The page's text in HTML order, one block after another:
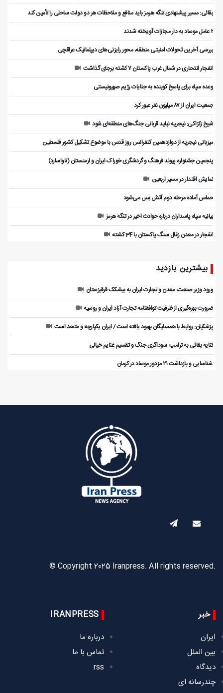
بقائی: مسیر پیشنهادی تنگه هرمز باید منافع و ملاحظات هر دو دولت ساحلی را تأمین کند
۲ عامل موساد به دار مجازات آویخته شدند
بررسی آخرین تحولات امنیتی منطقه، محور رایزنی‌های دیپلماتیک عراقچی
انفجار انتحاری در شمال غرب پاکستان ۷ کشته برجای گذاشت
وعده سپاه برای پاسخ کوبنده به جنایات رژیم صهیونیستی
جمعیت ایران از ۸۷ میلیون نفر عبور کرد
شیخ زکزاکی: نیجریه نباید قربانی جنگ‌های منطقه‌ای شود
میزبانی نیجریه از دوازدهمین کنفرانس روز قدس با موضوع تشکیل کشور فلسطین
پنجمین جشنواره پیوند فرهنگ و گردشگر‌ی خوراک ایران و ارمنستان (ناواسارد)
نمایش اقتدار در مسیر اربعین
حماس آماده مرحله دوم آتش بس می‌شود
بیانیه سپاه پاسداران درباره حوادث اخیر در تنگه هرمز
انفجار در معدن زغال سنگ پاکستان با 34 کشته
بیشترین بازدید
ورود وزیر صنعت، معدن و تجارت ایران به بیشکک قرقیزستان
ضرورت بهره‌گیری از ظرفیت توافقنامه تجارت آزاد ایران و روسیه
پزشکیان: روابط با همسایگان بهبود یافته است / ایران یکپارچه و متحد است
کنایه بقائی به ترامپ: سوداگری جنگ و تقسیم غنایم خیالی
️ شناسایی و بازداشت ۲۱ مزدور موساد در کرمان
© Copyright 2025 Iranpress. All rights reserved.
خبر
ایران
بین الملل
دیدگاه
چندرسانه ای
IRANPRESS
درباره ما
تماس با ما
rss